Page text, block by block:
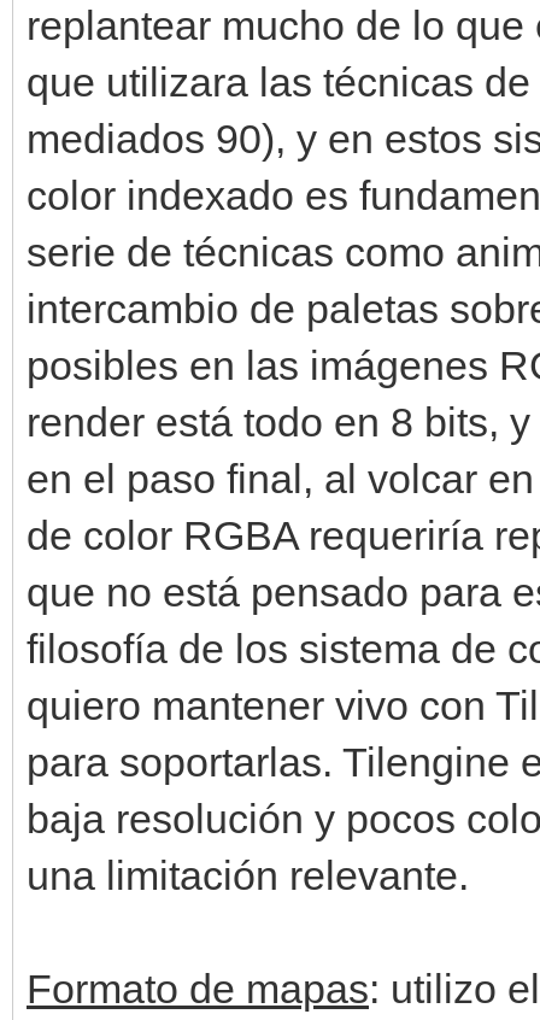
replantear mucho de lo
que utilizara las técnicas
mediados 90), y en estos
color indexado es
serie de técnicas como
intercambio de paletas
posibles en las imágenes
render está todo en 8 bits,
en el paso final, al volcar
de color RGBA requeriría
que no está pensado para
filosofía de los sistema de
quiero mantener vivo con
para soportarlas. Tilengine
baja resolución y pocos
una limitación relevante.
Formato de mapas: utilizo